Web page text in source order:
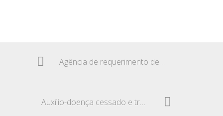
Agência de requerimento de benefícios ao INSS
Auxílio-doença cessado e transferência do empregado